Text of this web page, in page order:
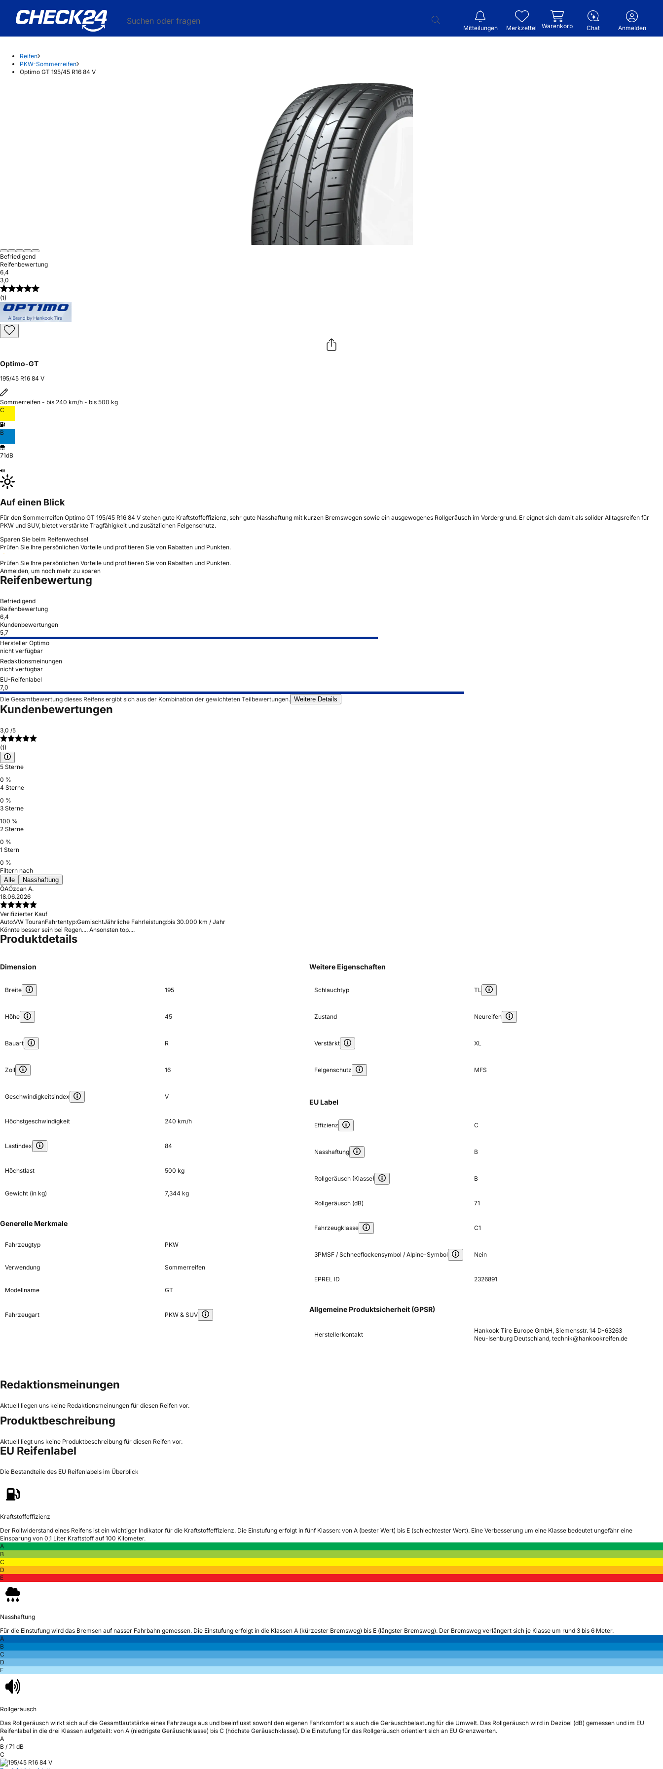
Suchen oder fragen
Mitteilungen Merkzettel Warenkorb Chat Anmelden
Reifen
PKW-Sommerreifen
Optimo GT 195/45 R16 84 V
Befriedigend
Reifenbewertung
6,4
3,0
(1)
Optimo-GT
195/45 R16 84 V
Sommerreifen - bis 240 km/h - bis 500 kg
C
B
71dB
Auf einen Blick
Für den Sommerreifen Optimo GT 195/45 R16 84 V stehen gute Kraftstoffeffizienz, sehr gute Nasshaftung mit kurzen Bremswegen sowie ein ausgewogenes Rollgeräusch im Vordergrund. Er eignet sich damit als solider Alltagsreifen für
PKW und SUV, bietet verstärkte Tragfähigkeit und zusätzlichen Felgenschutz.
Sparen Sie beim Reifenwechsel
Prüfen Sie Ihre persönlichen Vorteile und profitieren Sie von Rabatten und Punkten.
Prüfen Sie Ihre persönlichen Vorteile und profitieren Sie von Rabatten und Punkten.
Anmelden, um noch mehr zu sparen
Reifenbewertung
Befriedigend
Reifenbewertung
6,4
Kundenbewertungen
5,7
Hersteller Optimo
nicht verfügbar
Redaktionsmeinungen
nicht verfügbar
EU-Reifenlabel
7,0
Die Gesamtbewertung dieses Reifens ergibt sich aus der Kombination der gewichteten Teilbewertungen. Weitere Details
Kundenbewertungen
3,0 /5
(1)
5 Sterne
0 %
4 Sterne
0 %
3 Sterne
100 %
2 Sterne
0 %
1 Stern
0 %
Filtern nach
Alle
Nasshaftung
ÖAÖzcan A.
18.06.2026
Verifizierter Kauf
Auto:VW TouranFahrtentyp:GemischtJährliche Fahrleistung:bis 30.000 km / Jahr
Könnte besser sein bei Regen.... Ansonsten top....
Produktdetails
Dimension
Breite 195
Höhe 45
Bauart R
Zoll 16
Geschwindigkeitsindex V
Höchstgeschwindigkeit 240 km/h
Lastindex 84
Höchstlast 500 kg
Gewicht (in kg) 7,344 kg
Generelle Merkmale
Fahrzeugtyp PKW
Verwendung Sommerreifen
Modellname GT
Fahrzeugart PKW & SUV
Weitere Eigenschaften
Schlauchtyp TL
Zustand Neureifen
Verstärkt XL
Felgenschutz MFS
EU Label
Effizienz C
Nasshaftung B
Rollgeräusch (Klasse) B
Rollgeräusch (dB) 71
Fahrzeugklasse C1
3PMSF / Schneeflockensymbol / Alpine-Symbol Nein
EPREL ID 2326891
Allgemeine Produktsicherheit (GPSR)
Herstellerkontakt
Hankook Tire Europe GmbH, Siemensstr. 14 D-63263
Neu-Isenburg Deutschland, technik@hankookreifen.de
Redaktionsmeinungen
Aktuell liegen uns keine Redaktionsmeinungen für diesen Reifen vor.
Produktbeschreibung
Aktuell liegt uns keine Produktbeschreibung für diesen Reifen vor.
EU Reifenlabel
Die Bestandteile des EU Reifenlabels im Überblick
Kraftstoffeffizienz
Der Rollwiderstand eines Reifens ist ein wichtiger Indikator für die Kraftstoffeffizienz. Die Einstufung erfolgt in fünf Klassen: von A (bester Wert) bis E (schlechtester Wert). Eine Verbesserung um eine Klasse bedeutet ungefähr eine
Einsparung von 0,1 Liter Kraftstoff auf 100 Kilometer.
A
B
C
D
E
Nasshaftung
Für die Einstufung wird das Bremsen auf nasser Fahrbahn gemessen. Die Einstufung erfolgt in die Klassen A (kürzester Bremsweg) bis E (längster Bremsweg). Der Bremsweg verlängert sich je Klasse um rund 3 bis 6 Meter.
A
B
C
D
E
Rollgeräusch
Das Rollgeräusch wirkt sich auf die Gesamtlautstärke eines Fahrzeugs aus und beeinflusst sowohl den eigenen Fahrkomfort als auch die Geräuschbelastung für die Umwelt. Das Rollgeräusch wird in Dezibel (dB) gemessen und im EU
Reifenlabel in die drei Klassen aufgeteilt: von A (niedrigste Geräuschklasse) bis C (höchste Geräuschklasse). Die Einstufung für das Rollgeräusch orientiert sich an EU Grenzwerten.
A
B / 71 dB
C